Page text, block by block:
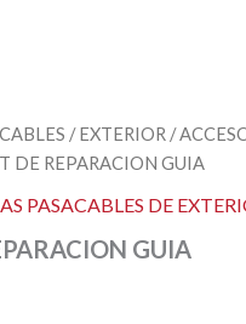
/EXTERIOR /
DE REPARACION GUIA
PASACABLES DE
GUIA